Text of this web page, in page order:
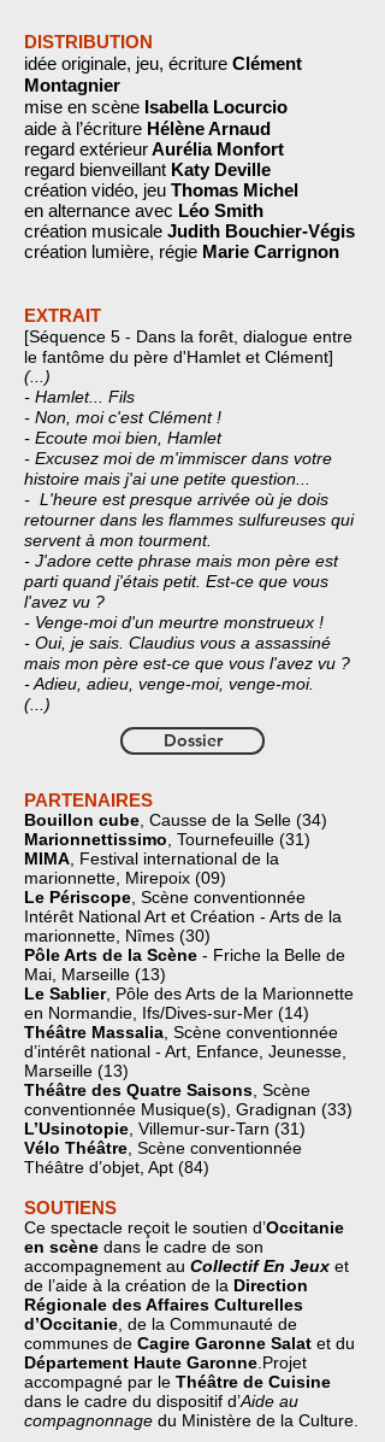
DISTRIBUTION
idée originale, jeu, écriture Clément
Montagnier
mise en scène Isabella Locurcio
aide à l’écriture Hélène Arnaud
regard extérieurAurélia Monfort
regard bienveillant Katy Deville
création vidéo, jeu Thomas Michel
en alternance avec Léo Smith
création musicale Judith Bouchier-Végis
création lumière, régie Marie Carrignon
EXTRAIT
[Séquence 5 - Dans la forêt, dialogue entre
le fantôme du père d'Hamlet et Clément]
(...)
- Hamlet... Fils
- Non, moi c'est Clément !
- Ecoute moi bien, Hamlet
- Excusez moi de m'immiscer dans votre
histoire mais j'ai une petite question...
- L'heure est presque arrivée où je dois
retourner dans les flammes sulfureuses qui
servent à mon tourment.
- J'adore cette phrase mais mon père est
parti quand j'étais petit. Est-ce que vous
l'avez vu ?
- Venge-moi d'un meurtre monstrueux !
- Oui, je sais. Claudius vous a assassiné
mais mon père est-ce que vous l'avez vu ?
- Adieu, adieu, venge-moi, venge-moi.
(...)
Dossier
PARTENAIRES
Bouillon cube , Causse de la Selle (34)
Marionnettissimo , Tournefeuille (31)
MIMA , Festival international de la
marionnette, Mirepoix (09)
Le Périscope , Scène conventionnée
Intérêt National Art et Création - Arts de la
marionnette, Nîmes (30)
Pôle Arts de la Scène - Friche la Belle de
Mai, Marseille (13)
Le Sablier, Pôle des Arts de la Marionnette
en Normandie, Ifs/Dives-sur-Mer (14)
Théâtre Massalia , Scène conventionnée
d’intérêt national - Art, Enfance, Jeunesse,
Marseille (13)
Théâtre des Quatre Saisons , Scène
conventionnée Musique(s), Gradignan (33)
L’Usinotopie , Villemur-sur-Tarn (31)
Vélo Théâtre , Scène conventionnée
Théâtre d’objet, Apt (84)
SOUTIENS
Ce spectacle reçoit le soutien d’Occitanie
en scène dans le cadre de son
accompagnement au Collectif En Jeux et
de l’aide à la création de la Direction
Régionale des Affaires Culturelles
d’Occitanie , de la Communauté de
communes de Cagire Garonne Salat et du
Département Haute Garonne .Projet
accompagné par le Théâtre de Cuisine
dans le cadre du dispositif d’Aide au
compagnonnage du Ministère de la Culture.